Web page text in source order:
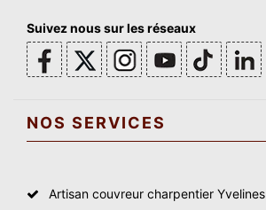
Suivez nous sur les réseaux
NOS SERVICES
Artisan couvreur charpentier Yvelines